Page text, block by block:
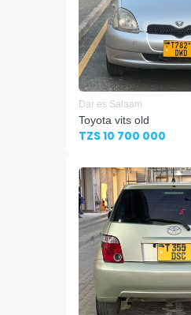
Dar es Salaam
Toyota vits old
TZS 10 700 000